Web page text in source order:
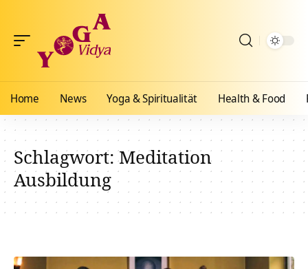
Home News Yoga & Spiritualität Health & Food
Schlagwort:Meditation
Ausbildung